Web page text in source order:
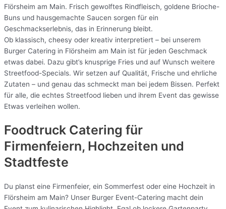
Flörsheim am Main. Frisch gewolftes Rindfleisch, goldene Brioche-
Buns und hausgemachte Saucen sorgen für ein
Geschmackserlebnis, das in Erinnerung bleibt.
Ob klassisch, cheesy oder kreativ interpretiert – bei unserem
Burger Catering in Flörsheim am Main ist für jeden Geschmack
etwas dabei. Dazu gibt’s knusprige Fries und auf Wunsch weitere
Streetfood-Specials. Wir setzen auf Qualität, Frische und ehrliche
Zutaten – und genau das schmeckt man bei jedem Bissen. Perfekt
für alle, die echtes Streetfood lieben und ihrem Event das gewisse
Etwas verleihen wollen.
Foodtruck Catering für
Firmenfeiern, Hochzeiten und
Stadtfeste
Du planst eine Firmenfeier, ein Sommerfest oder eine Hochzeit in
Flörsheim am Main? Unser Burger Event-Catering macht dein